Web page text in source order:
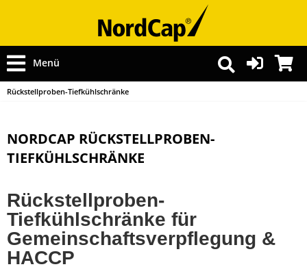
Menü
Rückstellproben-Tiefkühlschränke
NORDCAP RÜCKSTELLPROBEN-
TIEFKÜHLSCHRÄNKE
Rückstellproben-
Tiefkühlschränke für
Gemeinschaftsverpflegung &
HACCP